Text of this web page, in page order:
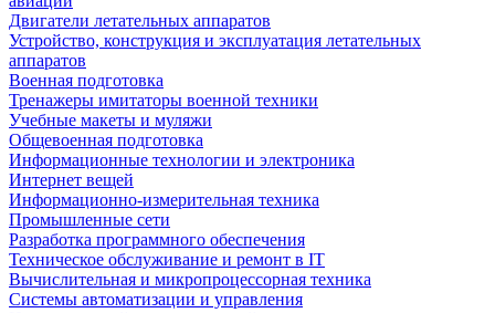
Двигатели летательных аппаратов
Устройство, конструкция и эксплуатация летательных
аппаратов
Военная подготовка
Тренажеры имитаторы военной техники
Учебные макеты и муляжи
Общевоенная подготовка
Информационные технологии и электроника
Интернет вещей
Информационно-измерительная техника
Промышленные сети
Разработка программного обеспечения
Техническое обслуживание и ремонт в IT
Вычислительная и микропроцессорная техника
Системы автоматизации и управления